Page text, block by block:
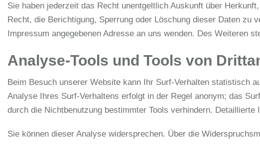
Sie haben jederzeit das Recht unentgeltlich Auskunft über
Recht, die Berichtigung, Sperrung oder Löschung dieser Daten
Impressum angegebenen Adresse an uns wenden. Des Weiteren
Analyse-Tools und Tools von
Beim Besuch unserer Website kann Ihr Surf-Verhalten statistisch
Analyse Ihres Surf-Verhaltens erfolgt in der Regel anonym; das
durch die Nichtbenutzung bestimmter Tools verhindern.
Sie können dieser Analyse widersprechen. Über die